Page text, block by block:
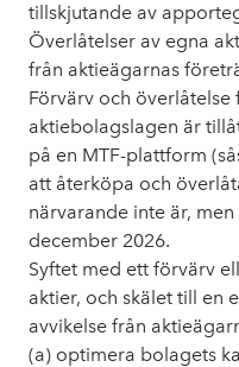
tillskjutande av
Överlåtelser av egna
från aktieägarnas
Förvärv och
aktiebolagslagen är
på en MTF-plattform
att återköpa och
närvarande inte är,
december 2026.
Syftet med ett förvärv
aktier, och skälet till en
avvikelse från
(a) optimera bolagets